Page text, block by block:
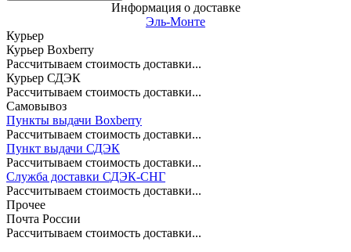
Информация о доставке
Эль-Монте
Курьер
Курьер Boxberry
Рассчитываем стоимость доставки...
Курьер СДЭК
Рассчитываем стоимость доставки...
Самовывоз
Пункты выдачи Boxberry
Рассчитываем стоимость доставки...
Пункт выдачи СДЭК
Рассчитываем стоимость доставки...
Служба доставки СДЭК-СНГ
Рассчитываем стоимость доставки...
Прочее
Почта России
Рассчитываем стоимость доставки...